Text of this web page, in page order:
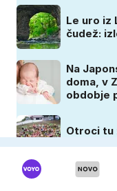
Le uro iz
čudež:
Na
doma, v
obdobje
Otroci tu